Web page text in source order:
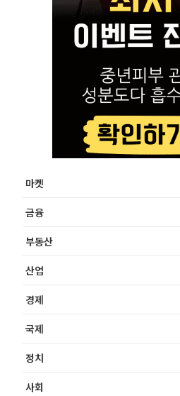
마켓
금융
부동산
산업
경제
국제
정치
사회